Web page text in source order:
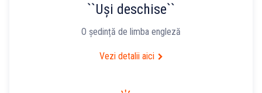
``Uși deschise``
O ședință de limba engleză
Vezi detalii aici